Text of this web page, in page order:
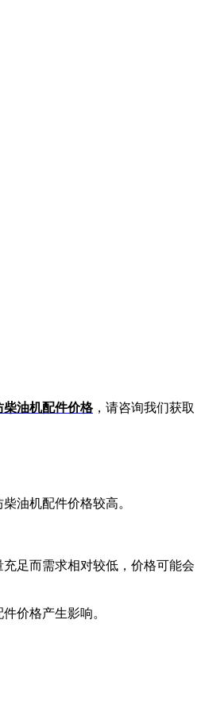
柴油机配件价格，请咨询我们获取
油机配件价格较高。
足而需求相对较低，价格可能会
价格产生影响。